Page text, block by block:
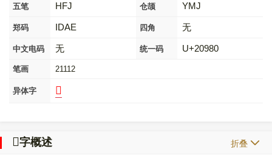
五笔 HFJ 仓颉 YMJ
郑码 IDAE 四角 无
中文电码 无 统一码 U+20980
笔画 21112
异体字 𠤏
𠦀字概述 折叠